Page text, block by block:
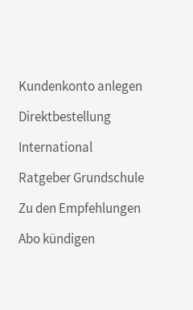
Kundenkonto anlegen
Direktbestellung
International
Ratgeber Grundschule
Zu den Empfehlungen
Abo kündigen